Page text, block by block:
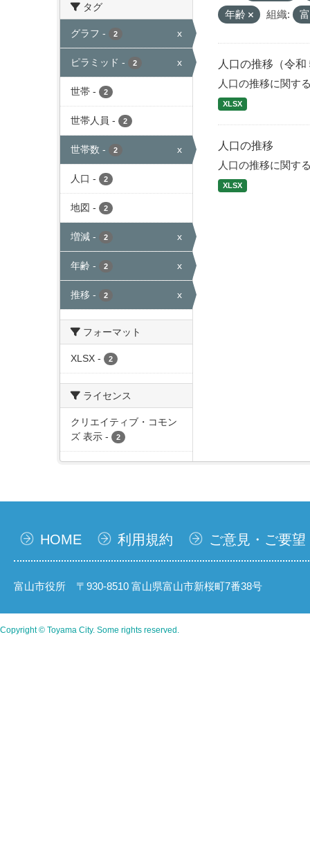
タグ
グラフ - 2 x
ピラミッド - 2 x
世帯 - 2
世帯人員 - 2
世帯数 - 2 x
人口 - 2
地図 - 2
増減 - 2 x
年齢 - 2 x
推移 - 2 x
フォーマット
XLSX - 2
ライセンス
クリエイティブ・コモン
ズ 表示 - 2
年齢
組織:
人口の推移（令和
人口の推移に関す
XLSX
人口の推移
人口の推移に関す
XLSX
HOME 利用規約 ご意見・ご要望
富山市役所 〒930-8510 富山県富山市新桜町7番38号
Copyright © Toyama City. Some rights reserved.